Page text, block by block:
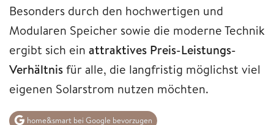
Besonders durch den hochwertigen und
Modularen Speicher sowie die moderne Technik
ergibt sich ein attraktives Preis-Leistungs-
Verhältnisfür alle, die langfristig möglichst viel
eigenen Solarstrom nutzen möchten.
home&smart bei Google bevorzugen